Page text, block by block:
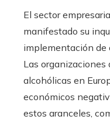
El sector
manifestado su
implementación de
Las organizaciones
alcohólicas en
económicos
estos aranceles,